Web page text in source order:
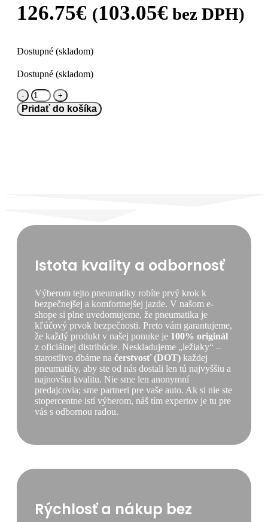
126.75€ (103.05€ bez DPH)
Dostupné (skladom)
Dostupné (skladom)
množstvo
Bridgestone
245/40
Pridať do košíka
Istota kvality a odbornosť
Výberom tejto pneumatiky robíte prvý krok k
bezpečnejšej a komfortnejšej jazde. V našom e-
shope si plne uvedomujeme, že pneumatika je
kľúčový prvok bezpečnosti. Preto vám garantujeme,
že každý produkt v našej ponuke je 100% originál
z oficiálnej distribúcie. Neskladujeme „ležiaky“ –
starostlivo dbáme na čerstvosť (DOT) každej
pneumatiky, aby ste od nás dostali len tú najvyššiu a
najnovšiu kvalitu. Nie sme len anonymní
predajcovia; sme partneri pre vaše auto. Ak si nie ste
stopercentne istí výberom, náš tím expertov je tu pre
vás s odbornou radou.
Rýchlosť a nákup bez